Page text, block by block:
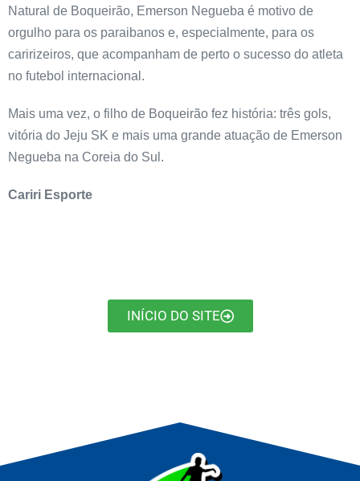
Natural de Boqueirão, Emerson Negueba é motivo de
orgulho para os paraibanos e, especialmente, para os
caririzeiros, que acompanham de perto o sucesso do atleta
no futebol internacional.
Mais uma vez, o filho de Boqueirão fez história: três gols,
vitória do Jeju SK e mais uma grande atuação de Emerson
Negueba na Coreia do Sul.
Cariri Esporte
INÍCIO DO SITE